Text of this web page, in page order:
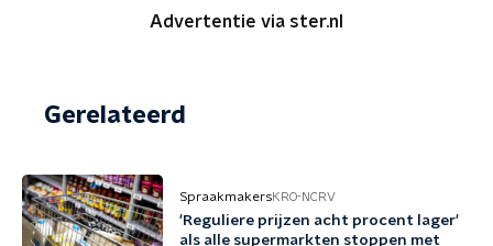
Advertentie via ster.nl
Gerelateerd
SpraakmakersKRO-NCRV
'Reguliere prijzen acht procent lager'
als alle supermarkten stoppen met